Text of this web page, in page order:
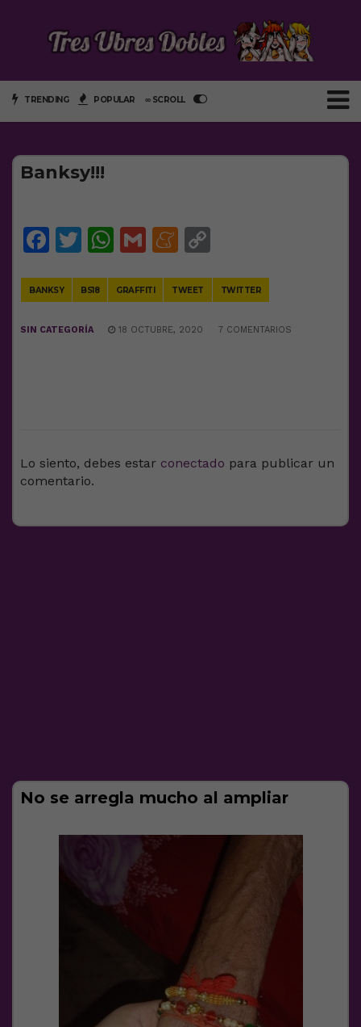
TRENDING POPULAR ∞ SCROLL
Banksy!!!
Facebook
Twitter
WhatsApp
GmailMeneame
BANKSY BS18 GRAFFITI TWEET TWITTER
SIN CATEGORÍA 18 OCTUBRE, 2020 7 COMENTARIOS
Lo siento, debes estar conectado para publicar un
comentario.
No se arregla mucho al ampliar